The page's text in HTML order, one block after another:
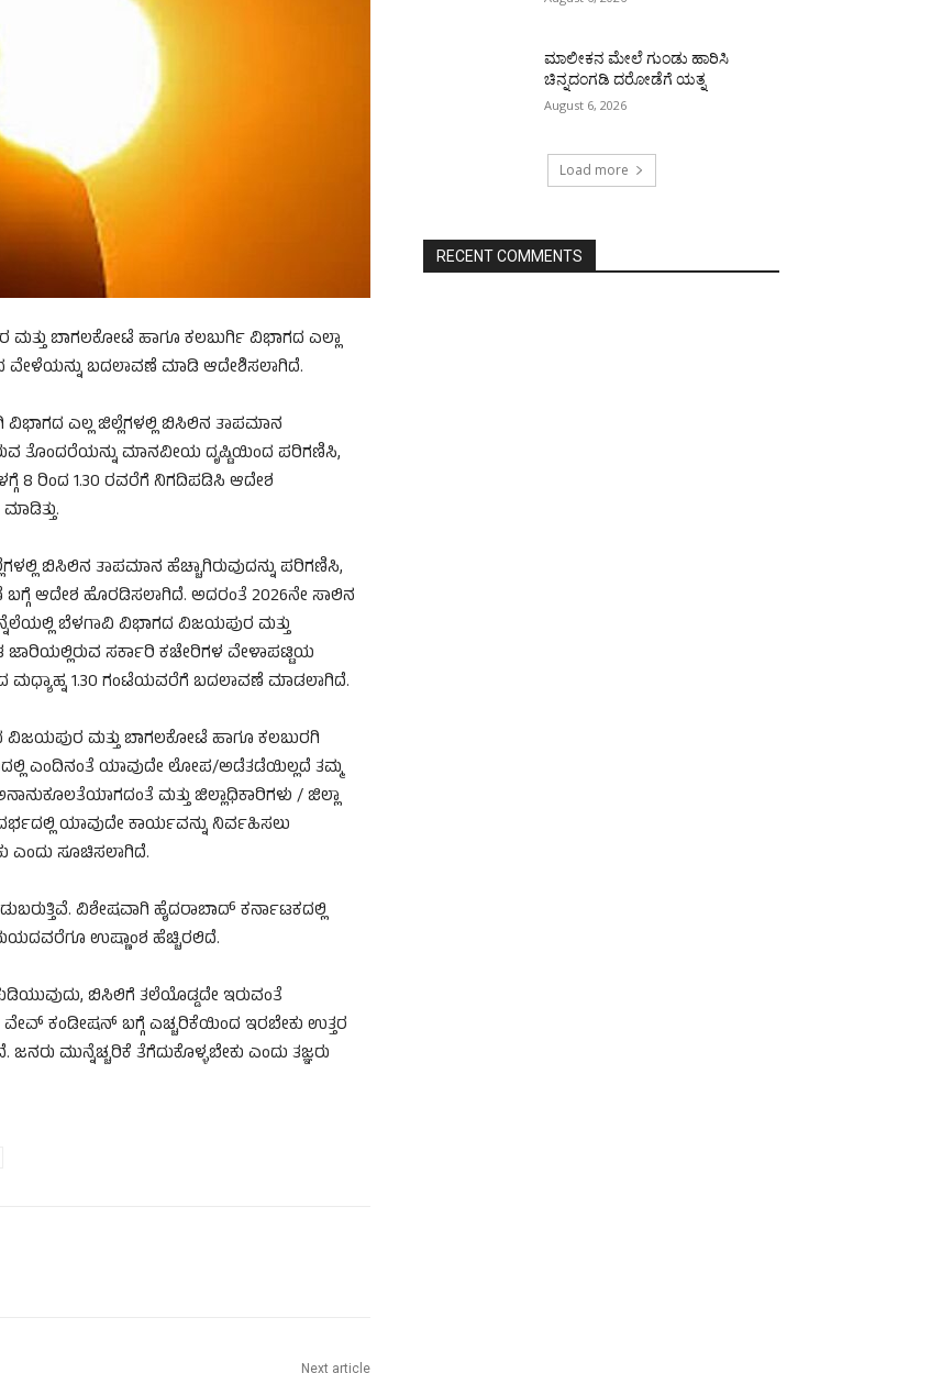
ಬಾಗಲಕೋಟೆ ಹಾಗೂ ಕಲಬುರ್ಗಿ ವಿಭಾಗದ ಎಲ್ಲಾ
ವೇಳೆಯನ್ನು ಬದಲಾವಣೆ ಮಾಡಿ ಆದೇಶಿಸಲಾಗಿದೆ.
ಎಲ್ಲ ಜಿಲ್ಲೆಗಳಲ್ಲಿ ಬಿಸಿಲಿನ ತಾಪಮಾನ
ತೊಂದರೆಯನ್ನು ಮಾನವೀಯ ದೃಷ್ಟಿಯಿಂದ ಪರಿಗಣಿಸಿ,
8 ರಿಂದ 1.30 ರವರೆಗೆ ನಿಗದಿಪಡಿಸಿ ಆದೇಶ
ಬಿಸಿಲಿನ ತಾಪಮಾನ ಹೆಚ್ಚಾಗಿರುವುದನ್ನು ಪರಿಗಣಿಸಿ,
ಆದೇಶ ಹೊರಡಿಸಲಾಗಿದೆ. ಅದರಂತೆ 2026ನೇ ಸಾಲಿನ
ಬೆಳಗಾವಿ ವಿಭಾಗದ ವಿಜಯಪುರ ಮತ್ತು
ಜಾರಿಯಲ್ಲಿರುವ ಸರ್ಕಾರಿ ಕಚೇರಿಗಳ ವೇಳಾಪಟ್ಟಿಯ
ಮಧ್ಯಾಹ್ನ 1.30 ಗಂಟೆಯವರೆಗೆ ಬದಲಾವಣೆ ಮಾಡಲಾಗಿದೆ.
ವಿಜಯಪುರ ಮತ್ತು ಬಾಗಲಕೋಟೆ ಹಾಗೂ ಕಲಬುರಗಿ
ಎಂದಿನಂತೆ ಯಾವುದೇ ಲೋಪ/ಅಡೆತಡೆಯಿಲ್ಲದೆ ತಮ್ಮ
ಮತ್ತು ಜಿಲ್ಲಾಧಿಕಾರಿಗಳು / ಜಿಲ್ಲಾ
ಯಾವುದೇ ಕಾರ್ಯವನ್ನು ನಿರ್ವಹಿಸಲು
ಎಂದು ಸೂಚಿಸಲಾಗಿದೆ.
ವಿಶೇಷವಾಗಿ ಹೈದರಾಬಾದ್ ಕರ್ನಾಟಕದಲ್ಲಿ
ಉಷ್ಣಾಂಶ ಹೆಚ್ಚಿರಲಿದೆ.
ಬಿಸಿಲಿಗೆ ತಲೆಯೊಡ್ಡದೇ ಇರುವಂತೆ
ಕಂಡೀಷನ್ ಬಗ್ಗೆ ಎಚ್ಚರಿಕೆಯಿಂದ ಇರಬೇಕು ಉತ್ತರ
ಮುನ್ನೆಚ್ಚರಿಕೆ ತೆಗೆದುಕೊಳ್ಳಬೇಕು ಎಂದು ತಜ್ಞರು
Next article
ಮಾಲೀಕನ ಮೇಲೆ ಗುಂಡು ಹಾರಿಸಿ
ಚಿನ್ನದಂಗಡಿ ದರೋಡೆಗೆ ಯತ್ನ
August 6, 2026
Load more
RECENT COMMENTS